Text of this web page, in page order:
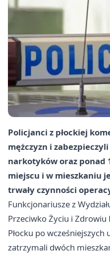
Policjanci z płockiej
mężczyzn i
narkotyków oraz ponad
miejscu i w mieszkaniu
trwały czynności
Funkcjonariusze z
Przeciwko Życiu i
Płocku po
zatrzymali dwóch